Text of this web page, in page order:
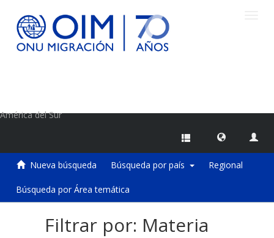
América del Sur
Nueva búsqueda Búsqueda por país Regional
Búsqueda por Área temática
Filtrar por: Materia